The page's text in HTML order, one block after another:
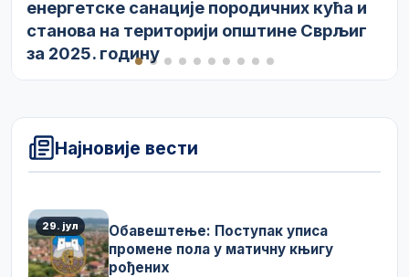
енергетске санације породичних кућа и
станова на територији општине Сврљиг
за 2025. годину
Најновије вести
29. јул
Обавештење: Поступак уписа
промене пола у матичну књигу
рођених